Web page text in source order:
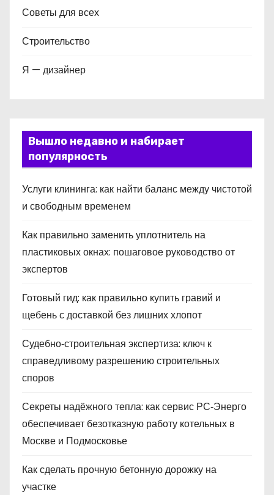
Советы для всех
Строительство
Я — дизайнер
Вышло недавно и набирает
популярность
Услуги клининга: как найти баланс между чистотой
и свободным временем
Как правильно заменить уплотнитель на
пластиковых окнах: пошаговое руководство от
экспертов
Готовый гид: как правильно купить гравий и
щебень с доставкой без лишних хлопот
Судебно‑строительная экспертиза: ключ к
справедливому разрешению строительных
споров
Секреты надёжного тепла: как сервис РС‑Энерго
обеспечивает безотказную работу котельных в
Москве и Подмосковье
Как сделать прочную бетонную дорожку на
участке